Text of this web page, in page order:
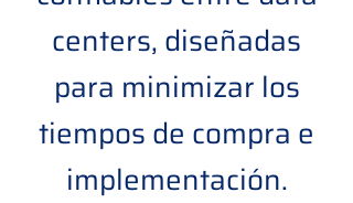
centers, diseñadas
para minimizar los
tiempos de compra e
implementación.